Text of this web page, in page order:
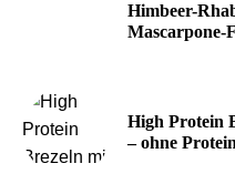
Himbeer-
Mascarpone-
High Protein
– ohne